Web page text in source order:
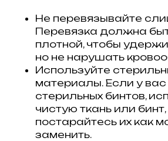
Не перевязывайте
Перевязка должна
плотной, чтобы
но не нарушать
Используйте
материалы. Если у вас
стерильных бинтов,
чистую ткань или бинт,
постарайтесь их как
заменить.